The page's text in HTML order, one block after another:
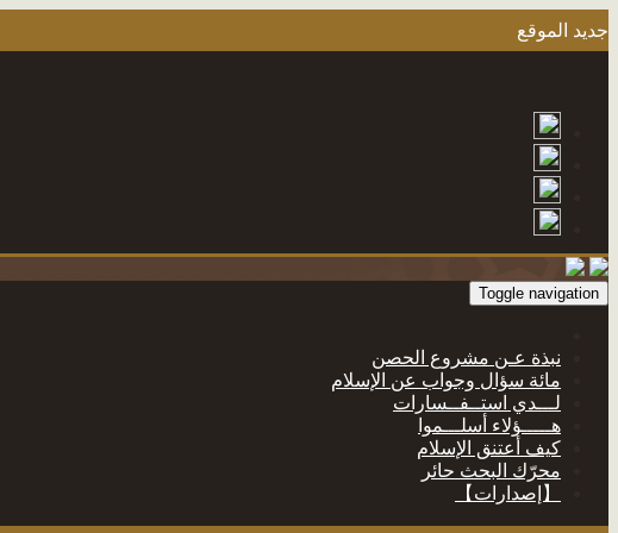
جديد الموقع
Toggle navigation
نبذة عـن مشروع الحصن
مائة سؤال وجواب عن الإسلام
لـــدي استــفــسارات
هـــــؤلاء أسلـــموا
كيف أعتنق الإسلام
محرّك البحث حائر
【إصدارات】